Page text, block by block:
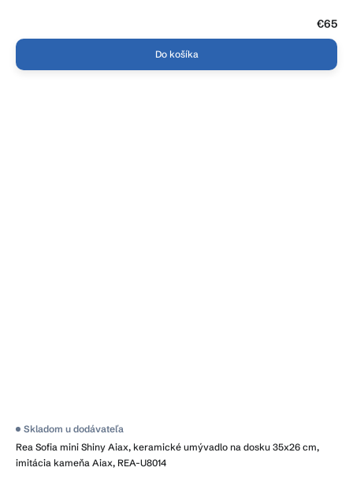
€65
Do košíka
Rea Sofia mini Shiny Aiax, keramické umývadlo na dosku 35x26 cm,
imitácia kameňa Aiax, REA-U8014
Priemerné
produktu
je
Skladom u dodávateľa